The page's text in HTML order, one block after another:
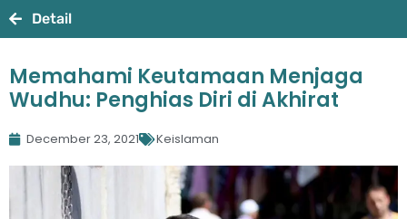
Detail
Memahami Keutamaan Menjaga
Wudhu: Penghias Diri di Akhirat
December 23, 2021 Keislaman